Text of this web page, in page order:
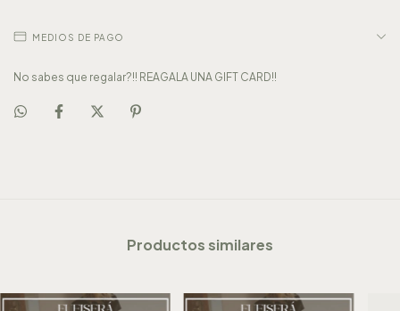
MEDIOS DE PAGO
No sabes que regalar?!! REAGALA UNA GIFT CARD!!
Productos similares